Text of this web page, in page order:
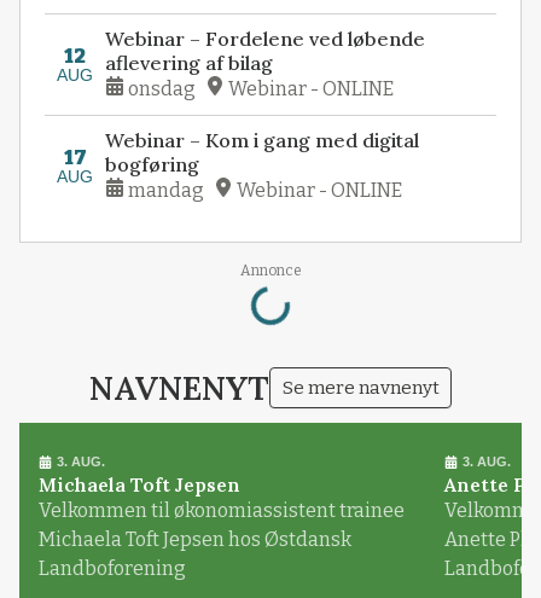
12
AUG
Webinar – Fordelene ved løbende
aflevering af bilag
onsdag Webinar - ONLINE
17
AUG
Webinar – Kom i gang med digital
bogføring
mandag Webinar - ONLINE
Annonce
Loading...
NAVNENYT Se mere navnenyt
3. AUG.
Michaela Toft Jepsen
Velkommen til økonomiassistent trainee
Michaela Toft Jepsen hos Østdansk
Landboforening
3. AUG.
Anette
Anette